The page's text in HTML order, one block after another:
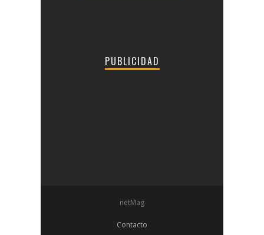
PUBLICIDAD
netMag
Contacto